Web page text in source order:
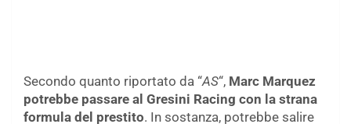
Secondo quanto riportato da “AS“, Marc Marquez
potrebbe passare al Gresini Racing con la strana
formula del prestito. In sostanza, potrebbe salire